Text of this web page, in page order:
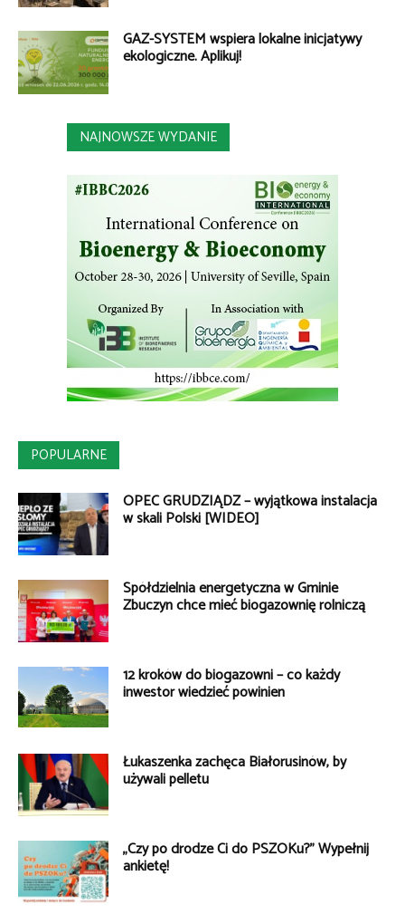
GAZ-SYSTEM wspiera lokalne inicjatywy
ekologiczne. Aplikuj!
NAJNOWSZE WYDANIE
POPULARNE
OPEC GRUDZIĄDZ – wyjątkowa instalacja
w skali Polski [WIDEO]
Spółdzielnia energetyczna w Gminie
Zbuczyn chce mieć biogazownię rolniczą
12 kroków do biogazowni – co każdy
inwestor wiedzieć powinien
Łukaszenka zachęca Białorusinów, by
używali pelletu
„Czy po drodze Ci do PSZOKu?” Wypełnij
ankietę!